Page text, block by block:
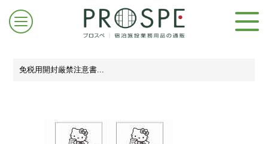
ログイン/新規登録
免税用開封厳禁注意書...